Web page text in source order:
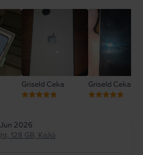
1
Griseld Ceka Griseld Ceka
Jun 2026
128 GB, Καλό